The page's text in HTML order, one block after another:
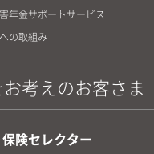
年金サポートサービス
の取組み
考えのお客さま
険セレクター